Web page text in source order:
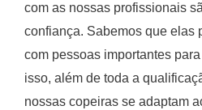
com as nossas profissionais
confiança. Sabemos que elas
com pessoas importantes
isso, além de toda a
nossas copeiras se adaptam